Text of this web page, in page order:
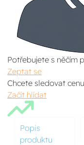
Potřebujete s něčím
Zeptat se
Chcete sledovat
Začít hlídat
Popis
produktu